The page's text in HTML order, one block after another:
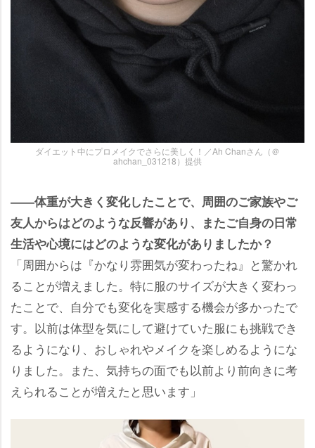
ダイエット中にプロメイクでさらに美しく！／Ah Chanさん（＠
ahchan_031218）提供
――体重が大きく変化したことで、周囲のご家族やご
友人からはどのような反響があり、またご自身の日常
生活や心境にはどのような変化がありましたか？
「周囲からは『かなり雰囲気が変わったね』と驚かれ
ることが増えました。特に服のサイズが大きく変わっ
たことで、自分でも変化を実感する機会が多かったで
す。以前は体型を気にして避けていた服にも挑戦でき
るようになり、おしゃれやメイクを楽しめるようにな
りました。また、気持ちの面でも以前より前向きに考
えられることが増えたと思います」